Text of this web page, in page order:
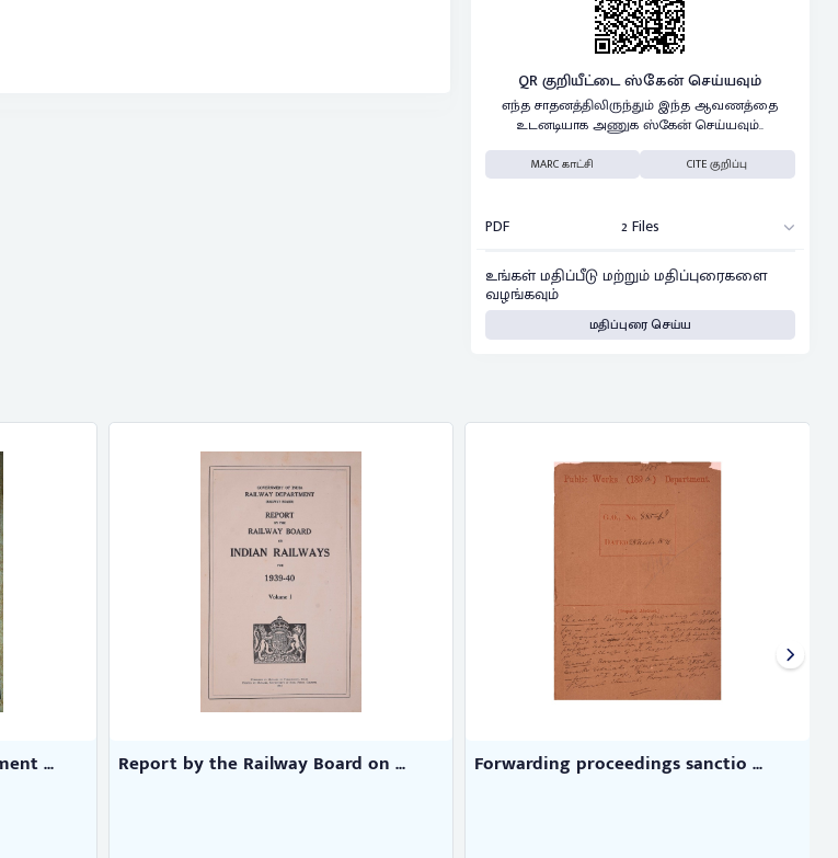
QR குறியீட்டை ஸ்கேன் செய்யவும்
எந்த சாதனத்திலிருந்தும் இந்த ஆவணத்தை
உடனடியாக அணுக ஸ்கேன் செய்யவும்..
MARC காட்சி CITE குறிப்பு
PDF 2 Files
உங்கள் மதிப்பீடு மற்றும் மதிப்புரைகளை
வழங்கவும்
மதிப்புரை செய்ய
... Report by the Railway Board on ... Forwarding proceedings sanctio ...